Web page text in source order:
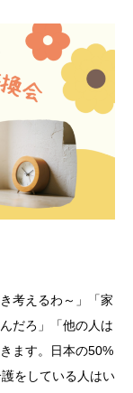
考えるわ～」「家
だろ」「他の人は
ます。日本の50%
をしている人はい